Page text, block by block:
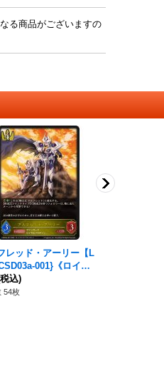
る商品がございますの
レッド・アーリー【L
001}《ロイヤ
込)
54枚